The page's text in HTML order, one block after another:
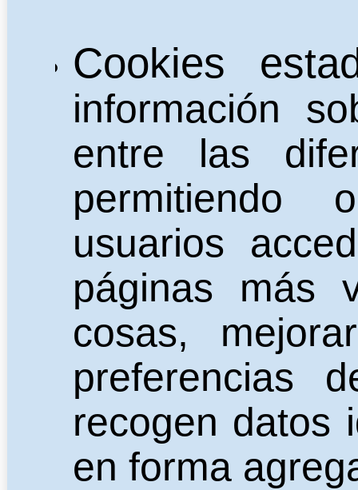
Cookies
información
entre las
permitiendo
usuarios
páginas más
cosas,
preferencias
recogen datos
en forma